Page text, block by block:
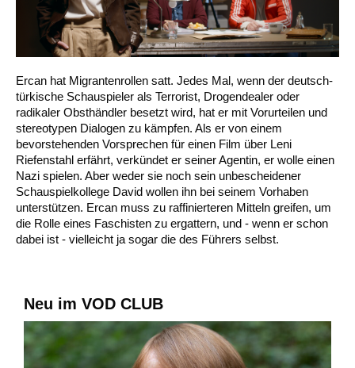
Ercan hat Migrantenrollen satt. Jedes Mal, wenn der deutsch-
türkische Schauspieler als Terrorist, Drogendealer oder
radikaler Obsthändler besetzt wird, hat er mit Vorurteilen und
stereotypen Dialogen zu kämpfen. Als er von einem
bevorstehenden Vorsprechen für einen Film über Leni
Riefenstahl erfährt, verkündet er seiner Agentin, er wolle einen
Nazi spielen. Aber weder sie noch sein unbescheidener
Schauspielkollege David wollen ihn bei seinem Vorhaben
unterstützen. Ercan muss zu raffinierteren Mitteln greifen, um
die Rolle eines Faschisten zu ergattern, und - wenn er schon
dabei ist - vielleicht ja sogar die des Führers selbst.
Neu im VOD CLUB